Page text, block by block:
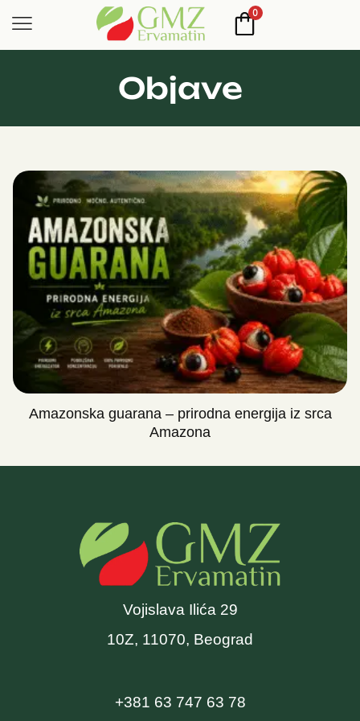
0
Objave
Amazonska guarana – prirodna energija iz srca
Amazona
Vojislava Ilića 29
10Z, 11070, Beograd
+381 63 747 63 78